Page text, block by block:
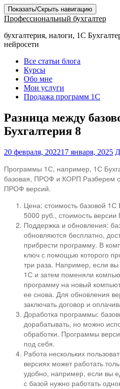
Показать/Скрыть навигацию
Профессиональный бухгалтер
бухгалтерия, налоги, 1С
нейросети
Все статьи блога
Курсы
Обо мне
Мои услуги
Продажа программ 1С
Разница между
Бухгалтерия 8
20 февраля, 202217 января, 2025
Программы 1С, например, 1С
базовая, ПРОФ и КОРП Разберем
ПРОФ версий.
Цена: стоимость базовой 1С
5000 руб., стоимость
Поддержка и обновления:
обновляются бесплатно,
прибрести программу. В
ключ с помощью которого
три раза. Например, если
1С и затем поменяли
программу на новый
ее снова. Для обновления
заключать договор и
Доработка программы:
дорабатывать, но можно
обработки. Программы
под себя.
Работа нескольких
версиях может работать
удобно, например, если вы
с базой нужно работать